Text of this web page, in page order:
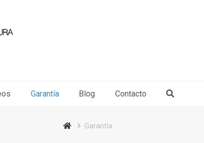
Garantía Blog Contacto
Garantía